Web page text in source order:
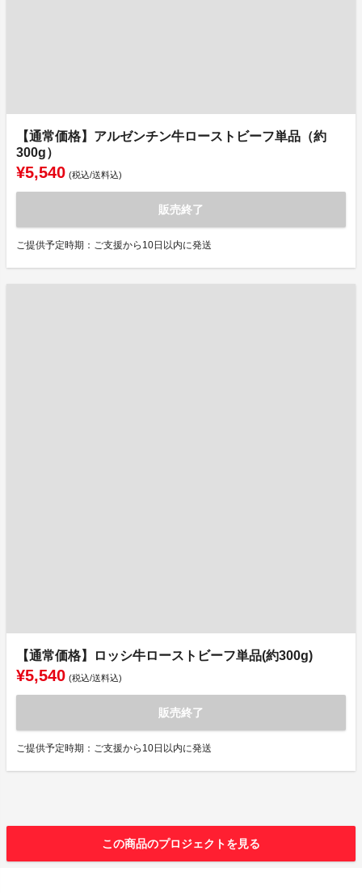
【通常価格】アルゼンチン牛ローストビーフ単品（約
300g）
¥5,540 (税込/送料込)
販売終了
ご提供予定時期：ご支援から10日以内に発送
【通常価格】ロッシ牛ローストビーフ単品(約300g)
¥5,540 (税込/送料込)
販売終了
ご提供予定時期：ご支援から10日以内に発送
この商品のプロジェクトを見る